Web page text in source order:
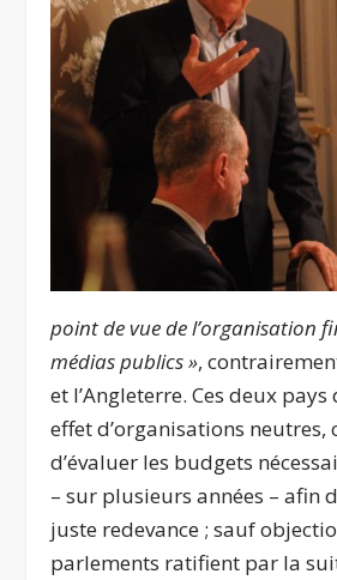
point de vue de l’organisation
médias publics »,
et l’Angleterre. Ces deux
effet d’organisations neutres,
d’évaluer les budgets
– sur plusieurs années – afin
juste redevance ; sauf
parlements ratifient par la